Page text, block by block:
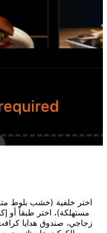
اختر خلفية (خشب بلوط
مستهلكة)، اختر طبقاً أو
زجاجي، صندوق هدايا